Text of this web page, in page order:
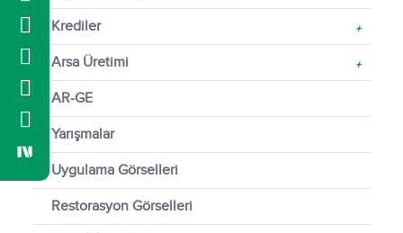
Krediler +
Arsa Üretimi +
AR-GE
Yarışmalar
Uygulama Görselleri
Restorasyon Görselleri